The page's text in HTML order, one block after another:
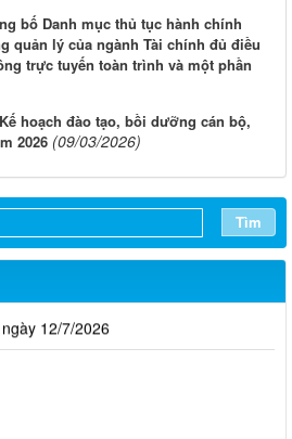
bố Danh mục thủ tục hành chính
quản lý của ngành Tài chính đủ điều
trực tuyến toàn trình và một phần
hoạch đào tạo, bồi dưỡng cán bộ,
2026 (09/03/2026)
Tìm
09/8/2026
02/8/2026
26/7/2026
18/7/2026